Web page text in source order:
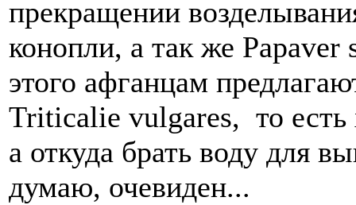
прекращении
конопли, а так же
этого афганцам
Triticalie vulgares, то
а откуда брать воду для
думаю, очевиден...